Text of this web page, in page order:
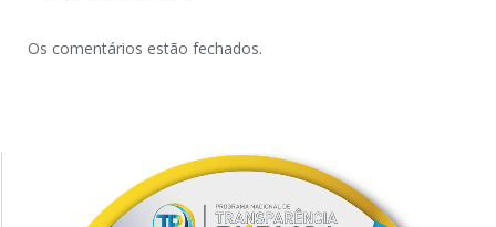
Os comentários estão fechados.